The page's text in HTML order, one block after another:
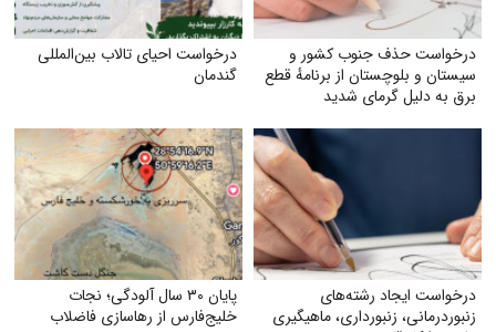
درخواست حذف جنوب کشور و
سیستان و بلوچستان از برنامهٔ قطع
برق به دلیل گرمای شدید
درخواست احیای تالاب بین‌المللی
گندمان
درخواست ایجاد رشته‌های
زنبوردرمانی، زنبورداری، ماهیگیری
پایان ۳۰ سال آلودگی؛ نجات
خلیج‌فارس از رهاسازی فاضلاب